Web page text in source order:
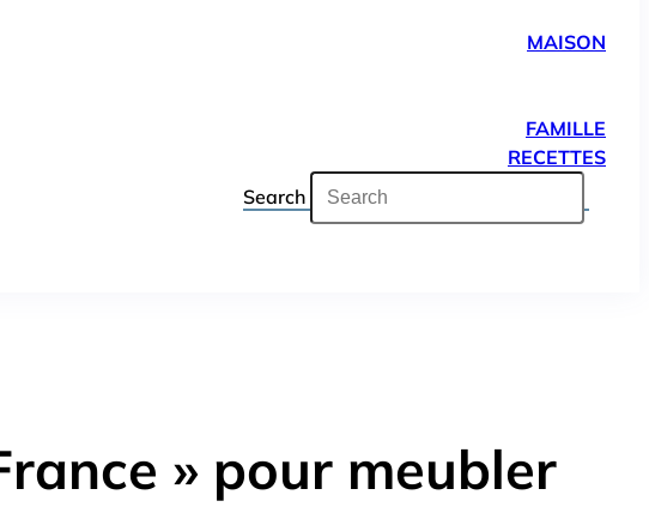
MAISON
FAMILLE
RECETTES
Search
» pour meubler